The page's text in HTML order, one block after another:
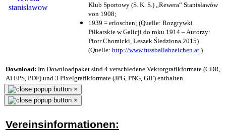
Klub Sportowy (S. K. S.) „Rewera“ Stanisławów
von 1908;
1939 = erloschen; (Quelle: Rozgrywki
Piłkarskie w Galicji do roku 1914 – Autorzy:
Piotr Chomicki, Leszek Śledziona 2015)
(Quelle: http://www.fussballabzeichen.at )
Download: Im Downloadpaket sind 4 verschiedene Vektorgrafikformate (CDR,
AI EPS, PDF) und 3 Pixelgrafikformate (JPG, PNG, GIF) enthalten.
×
×
Vereinsinformationen: